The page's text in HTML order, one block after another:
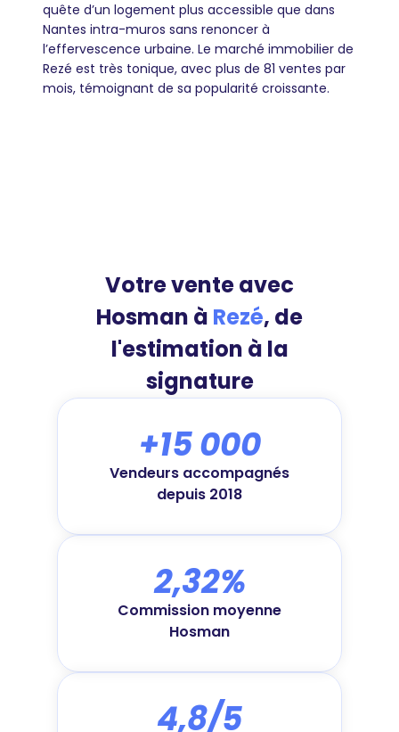
quête d’un logement plus accessible que dans
Nantes intra-muros sans renoncer à
l’effervescence urbaine. Le marché immobilier de
Rezé est très tonique, avec plus de 81 ventes par
mois, témoignant de sa popularité croissante.
Votre vente avec
Hosman à Rezé, de
l'estimation à la
signature
+15 000
Vendeurs accompagnés
depuis 2018
2,32%
Commission moyenne
Hosman
4,8/5